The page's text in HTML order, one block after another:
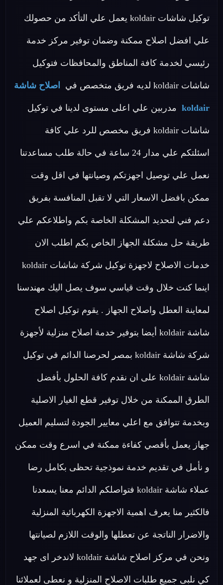
توكيل شاشات koldair يعمل علي التأكد من حصولك
علي افضل اصلاح ممكنة وضمان توفير مركز خدمة
رئيسي لخدمة كافة المناطق والمحافظات فتوكيل
شاشات koldair لديه فريق متخصص في اصلاح شاشة
koldair مدربين علي اعلى مستوى لدينا في توكيل
شاشات koldair فريق مخصص للرد علي كافة
اسئلتكم علي مدار 24 ساعة في حالة طلب مساعدتنا
نعمل علي توصيل اجهزتكم وصيانتها في اقل وقت
ممكن بافضل الاسعار التي لا تقبل المنافسة بفريق
دعم فني لتحديد المشكلة الخاصة بكم واطلاعكم علي
طريقة حل مشكلة الجهاز الخاص بكم اطلب الان
خدمات الاصلاح لاجهزة توكيل شركة شاشات koldair
اينما كنت خلال وقت قياسي سوف يصل اليك مهندسنا
لمعاينة العطل واصلاح الجهاز . يقوم توكيل اصلاح
شاشة koldair أيضا بتوفير خدمة اصلاح منزلية لأجهزة
شركة شاشة koldair بمصر لحرصنا الدائم في توكيل
شاشة koldair على ان نقدم كافة الحلول بأفضل
الطرق الممكنة من خلال توفير قطع الغيار الاصلية
وبخدمة تتوافق مع اعلي معايير الجودة لتسليم العميل
جهاز يعمل بأقصي كفاءة ممكنة في اسرع وقت ممكن
و نأمل في تقديم خدمة نموذجية تحظى بكامل رضا
عملاء شاشة koldair فتواصلكم الدائم معنا يسعدنا
فالكثير منا يعرف اهمية الاجهزة الكهربائية المنزلية
والاضرار الناتجة عن تعطلها والوقت اللازم لصيانتها
ونحن في مركز اصلاح شاشة koldair لاندخر اى جهد
كي نلبى جميع طلبات الاصلاح المنزلية و نعطى لعملائنا